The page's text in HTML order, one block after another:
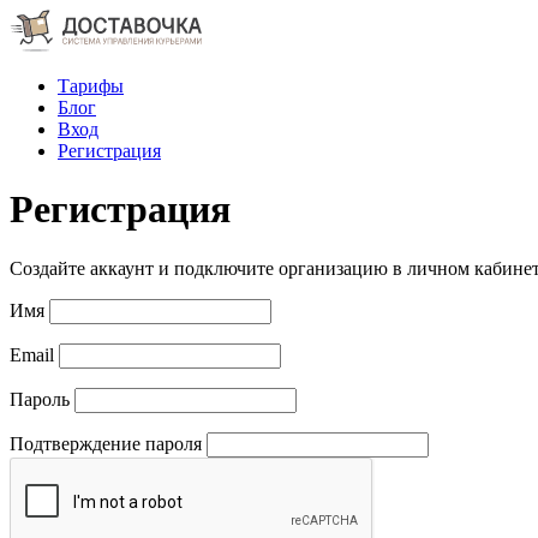
Тарифы
Блог
Вход
Регистрация
Регистрация
Создайте аккаунт и подключите организацию в личном
Имя
Email
Пароль
Подтверждение пароля